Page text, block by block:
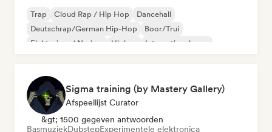
Trap Cloud Rap / Hip Hop
Dancehall
Deutschrap/German Hip-Hop
Boor/Trui
Elektrojazz / Nu-jazz
Hiphop Internationale rap
Sigma training (by Mastery Gallery)
Afspeellijst Curator
&gt; 1500 gegeven antwoorden
BasmuziekDubstepExperimentele elektronica